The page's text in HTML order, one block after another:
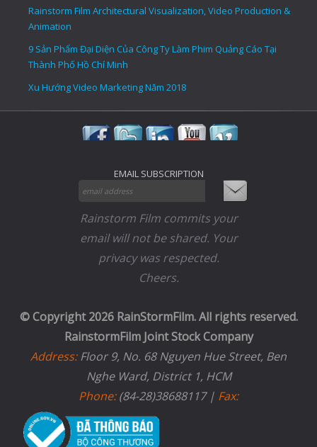
Rainstorm Film Architectural Visualization, Video Production &
Animation
9 Sản Phẩm Đại Diện Của Công Ty Làm Phim Quảng Cáo Tại
Thành Phố Hồ Chí Minh
Xu Hướng Video Marketing Năm 2018
EMAIL SUBSCRIPTION
Rainstorm Film commits your
email will not be shared. Your
privacy was respected.
Cheers.
© Copyright 2026 RainStormFilm. All rights reserved.
RainstormFilm Joint Stock Company
Address:Floor 9, No. 68 Nguyen Hue Street, Ben
Nghe Ward, District 1, HCM
Phone:(84-28)38688117 | Fax: